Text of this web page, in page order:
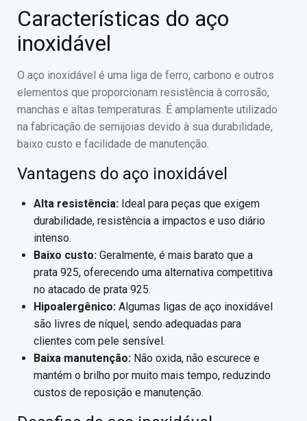
Características do aço
inoxidável
O aço inoxidável é uma liga de ferro, carbono e outros
elementos que proporcionam resistência à corrosão,
manchas e altas temperaturas. É amplamente utilizado
na fabricação de semijoias devido à sua durabilidade,
baixo custo e facilidade de manutenção.
Vantagens do aço inoxidável
Alta resistência: Ideal para peças que exigem
durabilidade, resistência a impactos e uso diário
intenso.
Baixo custo: Geralmente, é mais barato que a
prata 925, oferecendo uma alternativa competitiva
no atacado de prata 925.
Hipoalergênico: Algumas ligas de aço inoxidável
são livres de níquel, sendo adequadas para
clientes com pele sensível.
Baixa manutenção: Não oxida, não escurece e
mantém o brilho por muito mais tempo, reduzindo
custos de reposição e manutenção.